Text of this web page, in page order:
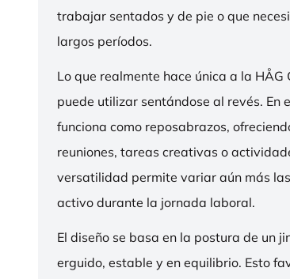
trabajar sentados y de pie o que
largos períodos.
Lo que realmente hace única a la HÅG
puede utilizar sentándose al revés. En
funciona como reposabrazos,
reuniones, tareas creativas o
versatilidad permite variar aún más
activo durante la jornada laboral.
El diseño se basa en la postura de un
erguido, estable y en equilibrio. Esto